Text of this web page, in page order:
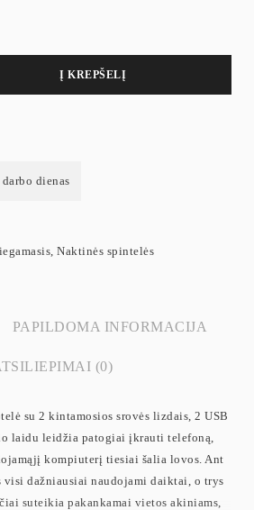
Į KREPŠELĮ
dienas
Naktinės spintelės
PAPILDOMA INFORMACIJA
(0)
su 2 kintamosios srovės lizdais, 2 USB
laidu leidžia patogiai įkrauti telefoną,
kompiuterį tiesiai šalia lovos. Ant
dažniausiai naudojami daiktai, o trys
suteikia pakankamai vietos akiniams,